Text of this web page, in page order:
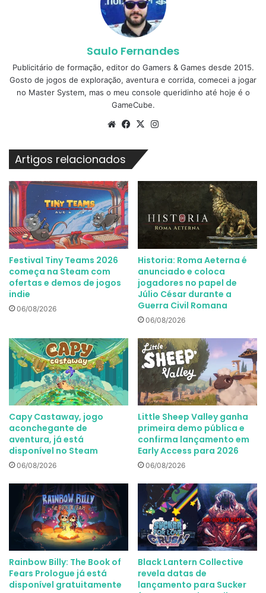
Saulo Fernandes
Publicitário de formação, editor do Gamers & Games desde 2015.
Gosto de jogos de exploração, aventura e corrida, comecei a jogar
no Master System, mas o meu console queridinho até hoje é o
GameCube.
WebsiteFacebook
X
Artigos relacionados
Festival Tiny Teams 2026
começa na Steam com
ofertas e demos de jogos
indie
06/08/2026
Historia: Roma Aeterna é
anunciado e coloca
jogadores no papel de
Júlio César durante a
Guerra Civil Romana
06/08/2026
Capy Castaway, jogo
aconchegante de
aventura, já está
disponível no Steam
06/08/2026
Little Sheep Valley ganha
primeira demo pública e
confirma lançamento em
Early Access para 2026
06/08/2026
Rainbow Billy: The Book of
Fears Prologue já está
disponível gratuitamente
Black Lantern Collective
revela datas de
lançamento para Sucker